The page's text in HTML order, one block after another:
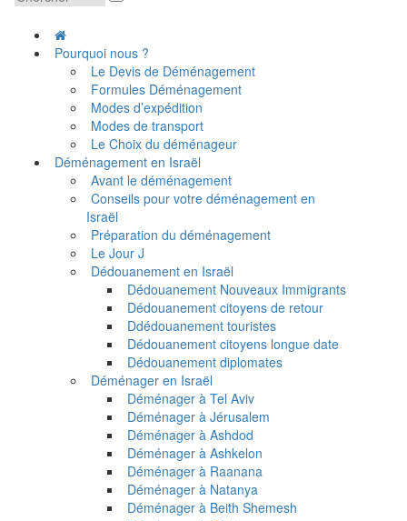
Pourquoi nous ?
Le Devis de Déménagement
Formules Déménagement
Modes d’expédition
Modes de transport
Le Choix du déménageur
Déménagement en Israël
Avant le déménagement
Conseils pour votre déménagement en
Israël
Préparation du déménagement
Le Jour J
Dédouanement en Israël
Dédouanement Nouveaux Immigrants
Dédouanement citoyens de retour
Ddédouanement touristes
Dédouanement citoyens longue date
Dédouanement diplomates
Déménager en Israël
Déménager à Tel Aviv
Déménager à Jérusalem
Déménager à Ashdod
Déménager à Ashkelon
Déménager à Raanana
Déménager à Natanya
Déménager à Beith Shemesh